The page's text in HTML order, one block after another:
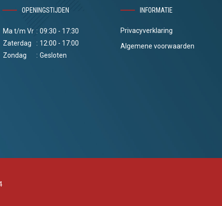
OPENINGSTIJDEN
Ma t/m Vr : 09:30 - 17:30
Zaterdag
: 12:00 - 17:00
Zondag
: Gesloten
INFORMATIE
Privacyverklaring
Algemene voorwaarden